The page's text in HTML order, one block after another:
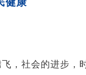
，社会的进步，